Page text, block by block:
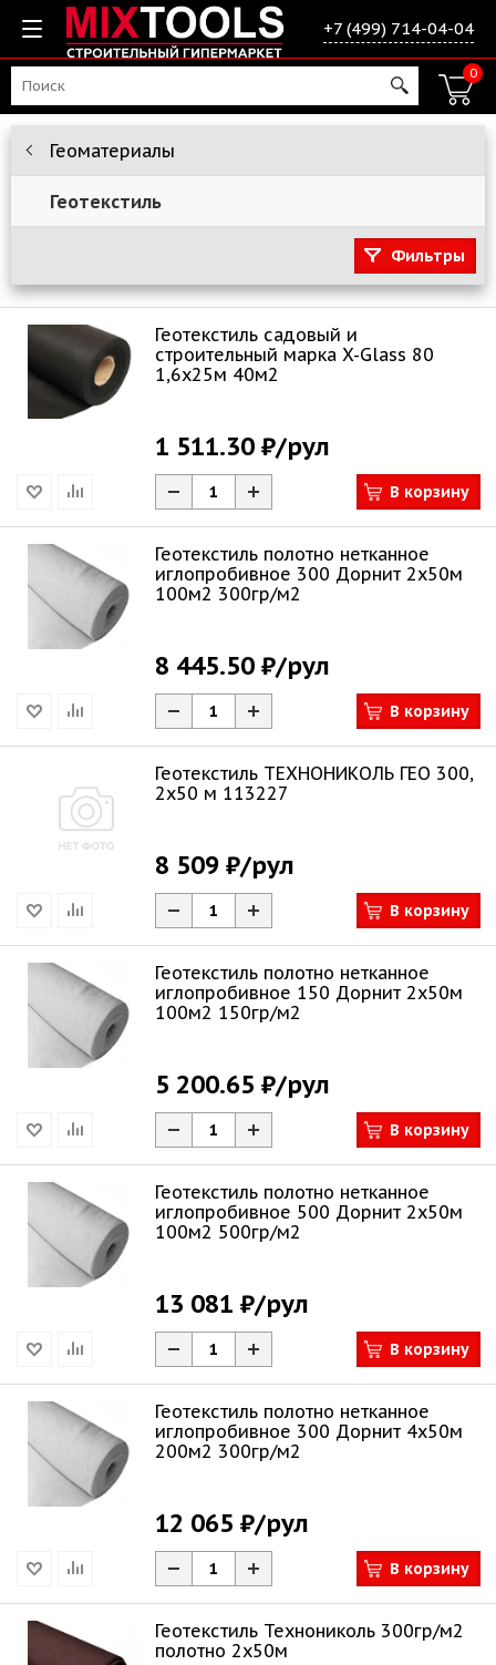
+7 (499) 714-04-04
0
Геоматериалы
Геотекстиль
Фильтры
Геотекстиль садовый и
строительный марка X-Glass 80
1,6х25м 40м2
1 511.30 ₽/рул
В корзину
Геотекстиль полотно нетканное
иглопробивное 300 Дорнит 2х50м
100м2 300гр/м2
8 445.50 ₽/рул
В корзину
Геотекстиль ТЕХНОНИКОЛЬ ГЕО 300,
2x50 м 113227
8 509 ₽/рул
В корзину
Геотекстиль полотно нетканное
иглопробивное 150 Дорнит 2х50м
100м2 150гр/м2
5 200.65 ₽/рул
В корзину
Геотекстиль полотно нетканное
иглопробивное 500 Дорнит 2х50м
100м2 500гр/м2
13 081 ₽/рул
В корзину
Геотекстиль полотно нетканное
иглопробивное 300 Дорнит 4х50м
200м2 300гр/м2
12 065 ₽/рул
В корзину
Геотекстиль Технониколь 300гр/м2
полотно 2х50м